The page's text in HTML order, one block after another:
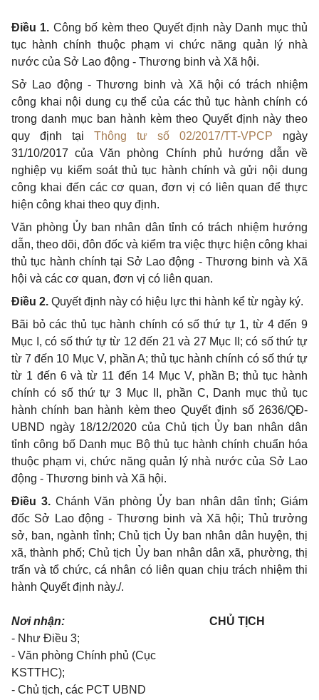
Điều 1. Công bố kèm theo Quyết định này Danh mục thủ
tục hành chính thuộc phạm vi chức năng quản lý nhà
nước của Sở Lao động - Thương binh và Xã hội.
Sở Lao động - Thương binh và Xã hội có trách nhiệm
công khai nội dung cụ thể của các thủ tục hành chính có
trong danh mục ban hành kèm theo Quyết định này theo
quy định tại Thông tư số 02/2017/TT-VPCP ngày
31/10/2017 của Văn phòng Chính phủ hướng dẫn về
nghiệp vụ kiểm soát thủ tục hành chính và gửi nội dung
công khai đến các cơ quan, đơn vị có liên quan để thực
hiện công khai theo quy định.
Văn phòng Ủy ban nhân dân tỉnh có trách nhiệm hướng
dẫn, theo dõi, đôn đốc và kiểm tra việc thực hiện công khai
thủ tục hành chính tại Sở Lao động - Thương binh và Xã
hội và các cơ quan, đơn vị có liên quan.
Điều 2. Quyết định này có hiệu lực thi hành kể từ ngày ký.
Bãi bỏ các thủ tục hành chính có số thứ tự 1, từ 4 đến 9
Mục I, có số thứ tự từ 12 đến 21 và 27 Mục II; có số thứ tự
từ 7 đến 10 Mục V, phần A; thủ tục hành chính có số thứ tự
từ 1 đến 6 và từ 11 đến 14 Mục V, phần B; thủ tục hành
chính có số thứ tự 3 Mục II, phần C, Danh mục thủ tục
hành chính ban hành kèm theo Quyết định số 2636/QĐ-
UBND ngày 18/12/2020 của Chủ tịch Ủy ban nhân dân
tỉnh công bố Danh mục Bộ thủ tục hành chính chuẩn hóa
thuộc phạm vi, chức năng quản lý nhà nước của Sở Lao
động - Thương binh và Xã hội.
Điều 3.Chánh Văn phòng Ủy ban nhân dân tỉnh; Giám
đốc Sở Lao động - Thương binh và Xã hội; Thủ trưởng
sở, ban, ngành tỉnh; Chủ tịch Ủy ban nhân dân huyện, thị
xã, thành phố; Chủ tịch Ủy ban nhân dân xã, phường, thị
trấn và tổ chức, cá nhân có liên quan chịu trách nhiệm thi
hành Quyết định này./.
Nơi nhận:
- Như Điều 3;
- Văn phòng Chính phủ (Cục
KSTTHC);
- Chủ tịch, các PCT UBND
CHỦ TỊCH